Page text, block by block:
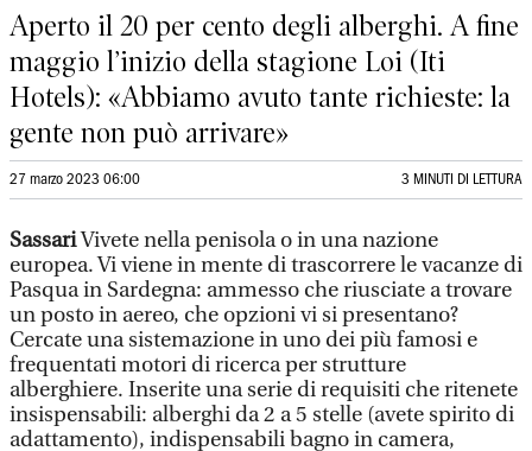
Aperto il 20 per cento degli alberghi. A fine
maggio l’inizio della stagione Loi (Iti
Hotels): «Abbiamo avuto tante richieste: la
gente non può arrivare»
27 marzo 2023 06:00 3 MINUTI DI LETTURA
SassariVivete nella penisola o in una nazione
europea. Vi viene in mente di trascorrere le vacanze di
Pasqua in Sardegna: ammesso che riusciate a trovare
un posto in aereo, che opzioni vi si presentano?
Cercate una sistemazione in uno dei più famosi e
frequentati motori di ricerca per strutture
alberghiere. Inserite una serie di requisiti che ritenete
insispensabili: alberghi da 2 a 5 stelle (avete spirito di
adattamento), indispensabili bagno in camera,